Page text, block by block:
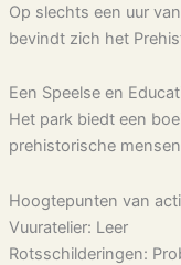
Op slechts een uur
bevindt zich het
Een Speelse en
Het park biedt een
prehistorische
Hoogtepunten van
Vuuratelier: Leer
Rotsschilderingen: